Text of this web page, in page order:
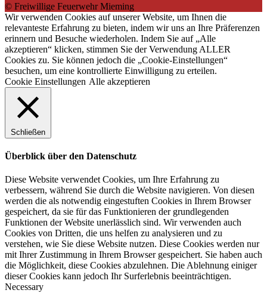
© Freiwillige Feuerwehr Mieming
Wir verwenden Cookies auf unserer Website, um Ihnen die
relevanteste Erfahrung zu bieten, indem wir uns an Ihre Präferenzen
erinnern und Besuche wiederholen. Indem Sie auf „Alle
akzeptieren“ klicken, stimmen Sie der Verwendung ALLER
Cookies zu. Sie können jedoch die „Cookie-Einstellungen“
besuchen, um eine kontrollierte Einwilligung zu erteilen.
Cookie Einstellungen Alle akzeptieren
Schließen
Überblick über den Datenschutz
Diese Website verwendet Cookies, um Ihre Erfahrung zu
verbessern, während Sie durch die Website navigieren. Von diesen
werden die als notwendig eingestuften Cookies in Ihrem Browser
gespeichert, da sie für das Funktionieren der grundlegenden
Funktionen der Website unerlässlich sind. Wir verwenden auch
Cookies von Dritten, die uns helfen zu analysieren und zu
verstehen, wie Sie diese Website nutzen. Diese Cookies werden nur
mit Ihrer Zustimmung in Ihrem Browser gespeichert. Sie haben auch
die Möglichkeit, diese Cookies abzulehnen. Die Ablehnung einiger
dieser Cookies kann jedoch Ihr Surferlebnis beeinträchtigen.
Necessary